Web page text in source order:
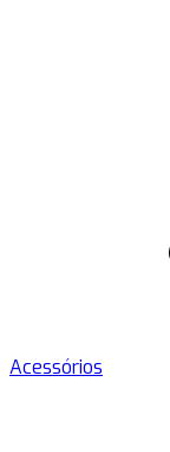
Acessórios